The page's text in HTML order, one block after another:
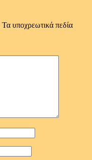
Τα υποχρεωτικά πεδία